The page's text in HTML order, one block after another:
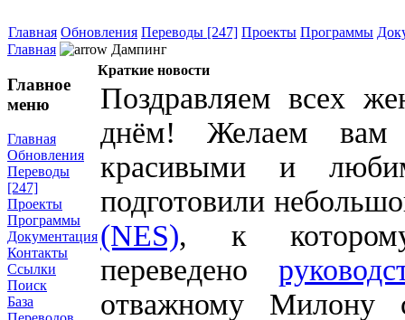
Главная Обновления Переводы [247] Проекты Программы
Главная
Дампинг
Главное
меню
Главная
Обновления
Переводы
[247]
Проекты
Программы
Документация
Контакты
Ссылки
Поиск
База
Краткие новости
Поздравляем всех
днём! Желаем вам
красивыми и
подготовили
(NES), к
переведено
отважному Милону